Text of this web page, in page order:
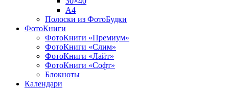
A4
Полоски из ФотоБудки
ФотоКниги
ФотоКниги «Премиум»
ФотоКниги «Слим»
ФотоКниги «Лайт»
ФотоКниги «Софт»
Блокноты
Календари